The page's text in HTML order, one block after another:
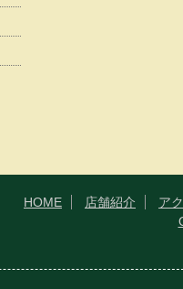
HOME 店舗紹介
ア